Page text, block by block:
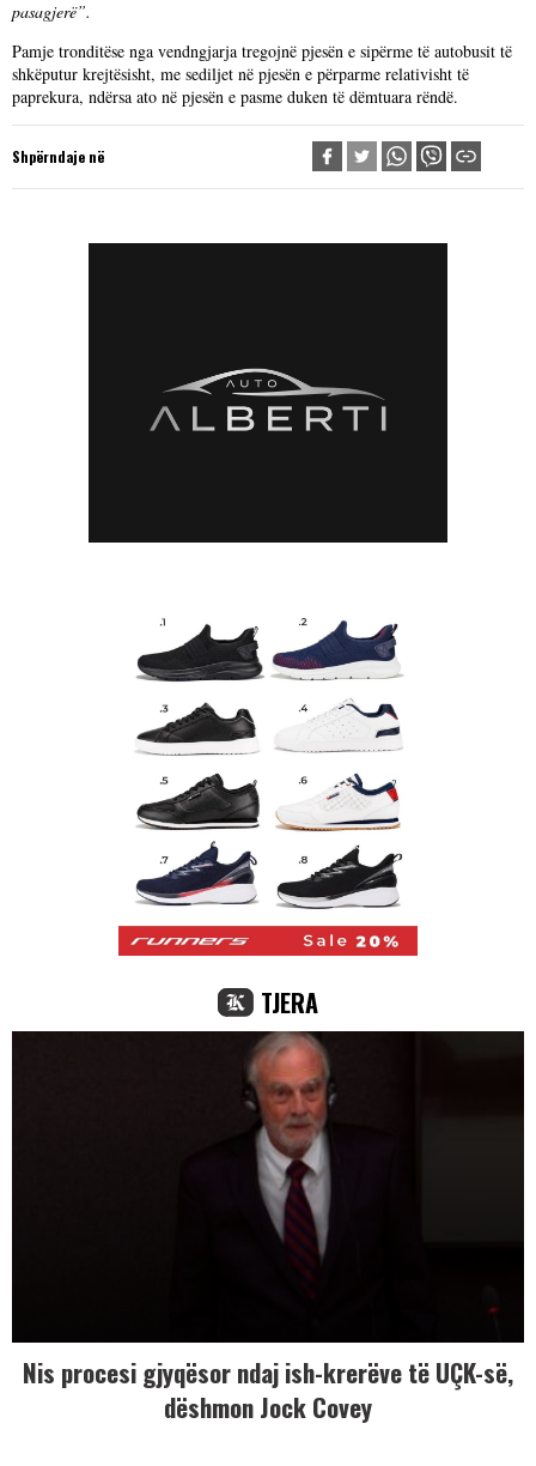
pasagjerë”.
Pamje tronditëse nga vendngjarja tregojnë pjesën e sipërme të autobusit të
shkëputur krejtësisht, me sediljet në pjesën e përparme relativisht të
paprekura, ndërsa ato në pjesën e pasme duken të dëmtuara rëndë.
Shpërndaje në
TJERA
Nis procesi gjyqësor ndaj ish-krerëve të UÇK-së,
dëshmon Jock Covey